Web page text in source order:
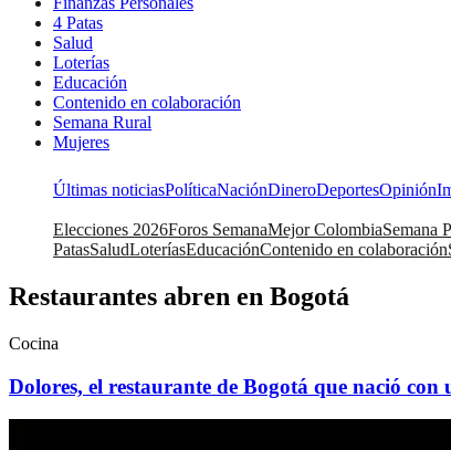
4 Patas
Salud
Loterías
Educación
Contenido en colaboración
Semana Rural
Mujeres
Últimas noticiasPolíticaNaciónDineroDeportesOpinión
Elecciones 2026Foros SemanaMejor ColombiaSemana
PatasSaludLoteríasEducaciónContenido en colaboración
Restaurantes abren en Bogotá
Cocina
Dolores, el restaurante de Bogotá que nació